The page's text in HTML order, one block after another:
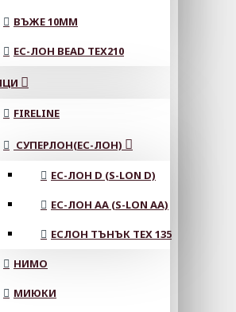
ВЪЖЕ 10MM
ЕС-ЛОН BEAD TEX210
FIRELINE
СУПЕРЛОН(ЕС-ЛОН)
ЕС-ЛОН D (S-LON D)
ЕС-ЛОН АА (S-LON AA)
ЕСЛОН ТЪНЪК TEX 135
НИМО
МИЮКИ